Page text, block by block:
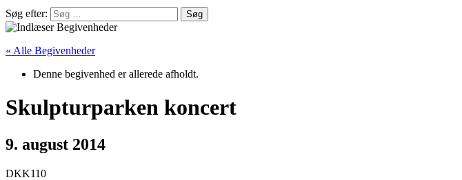
Søg efter:
« Alle Begivenheder
Denne begivenhed er allerede afholdt.
Skulpturparken koncert
9. august 2014
DKK110